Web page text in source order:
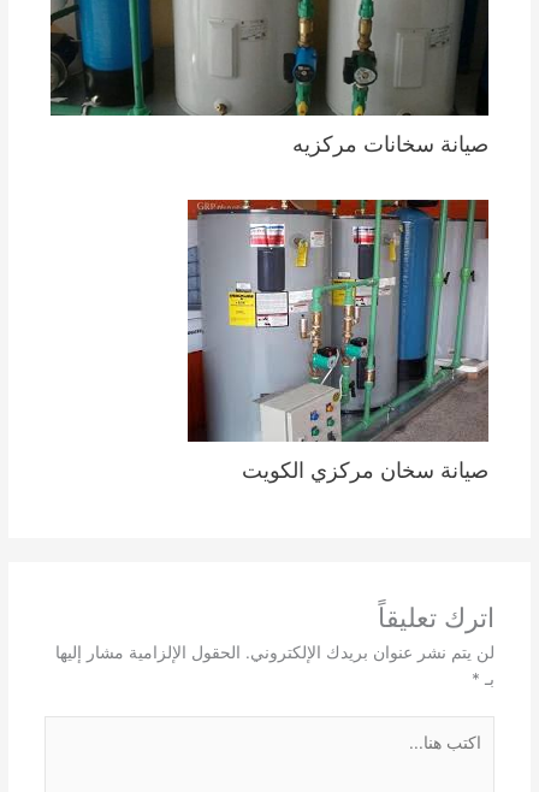
صيانة سخانات مركزيه
صيانة سخان مركزي الكويت
اترك تعليقاً
لن يتم نشر عنوان بريدك الإلكتروني. الحقول الإلزامية مشار إليها
بـ *
هنا...